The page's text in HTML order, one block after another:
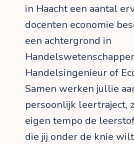
in Haacht een aantal
docenten economie
een achtergrond in
Handelsingenieur of
Samen werken jullie
persoonlijk leertraject,
eigen tempo de
die jij onder de knie